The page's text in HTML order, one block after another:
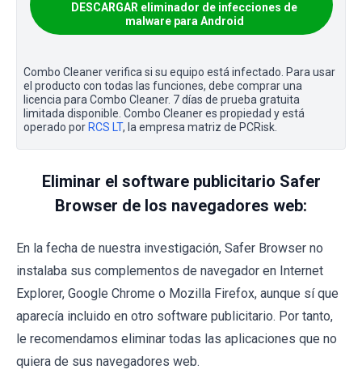
DESCARGAR eliminador de infecciones de
malware para Android
Combo Cleaner verifica si su equipo está infectado. Para usar
el producto con todas las funciones, debe comprar una
licencia para Combo Cleaner. 7 días de prueba gratuita
limitada disponible. Combo Cleaner es propiedad y está
operado por RCS LT, la empresa matriz de PCRisk.
Eliminar el software publicitario Safer
Browser de los navegadores web:
En la fecha de nuestra investigación, Safer Browser no
instalaba sus complementos de navegador en Internet
Explorer, Google Chrome o Mozilla Firefox, aunque sí que
aparecía incluido en otro software publicitario. Por tanto,
le recomendamos eliminar todas las aplicaciones que no
quiera de sus navegadores web.